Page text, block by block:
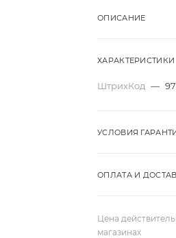
ОПИСАНИЕ
ХАРАКТЕРИСТИКИ
ШтрихКод —
УСЛОВИЯ
ОПЛАТА И
Цена
магазинах